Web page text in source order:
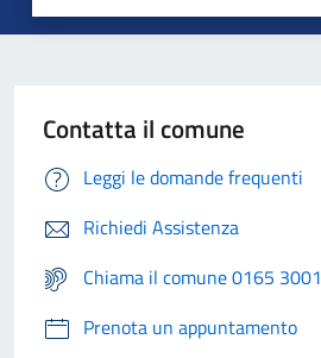
Contatta il comune
Leggi le domande frequenti
Richiedi Assistenza
Chiama il comune 0165 3001
Prenota un appuntamento